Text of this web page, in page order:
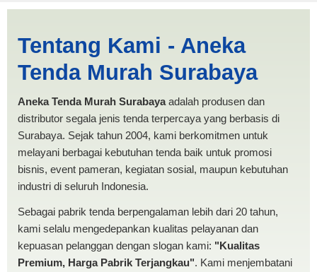
Subulussalam | PRODUKSI
ANEKA TENDA MURAH
Tentang Kami - Aneka
Tenda Murah Surabaya
Aneka Tenda Murah Surabayaadalah produsen dan
distributor segala jenis tenda terpercaya yang berbasis di
Surabaya. Sejak tahun 2004, kami berkomitmen untuk
melayani berbagai kebutuhan tenda baik untuk promosi
bisnis, event pameran, kegiatan sosial, maupun kebutuhan
industri di seluruh Indonesia.
Sebagai pabrik tenda berpengalaman lebih dari 20 tahun,
kami selalu mengedepankan kualitas pelayanan dan
kepuasan pelanggan dengan slogan kami: "Kualitas
Premium, Harga Pabrik Terjangkau". Kami menjembatani